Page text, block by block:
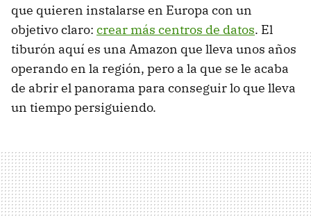
que quieren instalarse en Europa con un
objetivo claro: crear más centros de datos. El
tiburón aquí es una Amazon que lleva unos años
operando en la región, pero a la que se le acaba
de abrir el panorama para conseguir lo que lleva
un tiempo persiguiendo.